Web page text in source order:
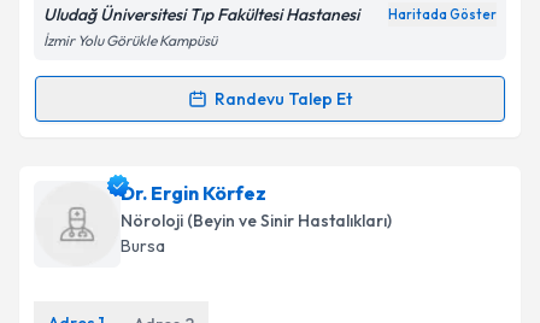
Kişisel verilerimin işlenmesine ilişkin
Metni'ni okudum ve kişisel verilerimin belirtilen
kapsamda işlenmesini kabul ediyorum.
Uludağ Üniversitesi Tıp Fakültesi Hastanesi Haritada Göster
İzmir Yolu Görükle Kampüsü
Randevu Talep Et
Randevu Takvimi Talebi
Prof. Dr. İbrahim Bora
oluşturun. Size bu uzmandan randevu almanız için bir
takvim hazırlandığında e-posta ile bilgilendireceğiz.
Dr. Ergin Körfez
Nöroloji (Beyin ve Sinir Hastalıkları)
Bursa